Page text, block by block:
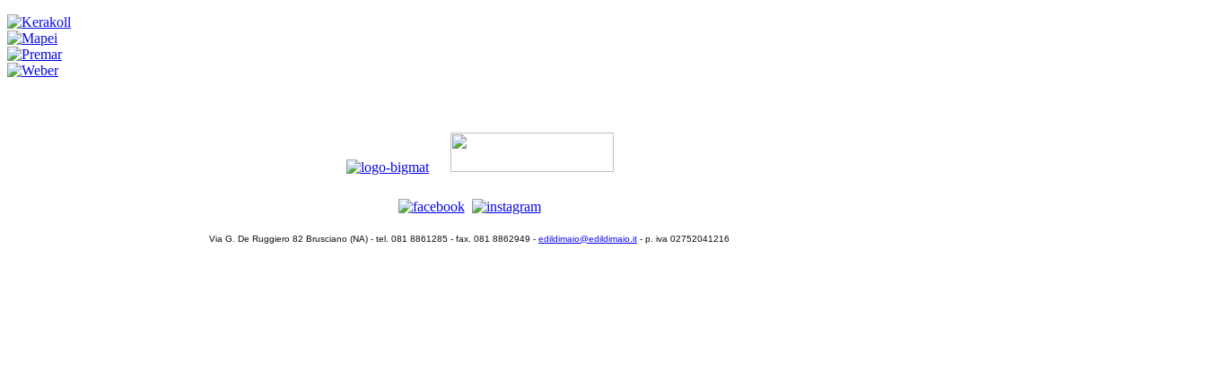
Via G. De Ruggiero 82 Brusciano (NA) - tel. 081 8861285 - fax. 081 8862949 - edildimaio@edildimaio.it - p. iva 02752041216